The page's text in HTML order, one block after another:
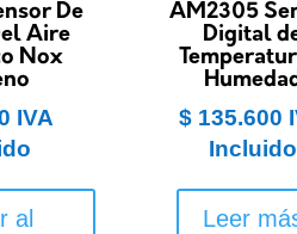
De
Aire
Nox
IVA
al
AM2305
Digital
$ 135.600
Incluido
Leer